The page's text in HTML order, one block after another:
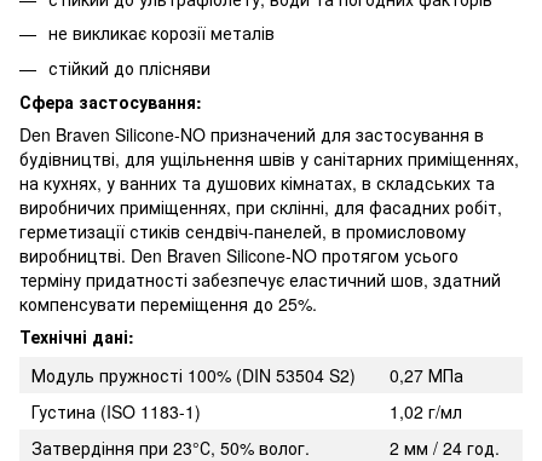
не викликає корозії металів
стійкий до плісняви
Сфера застосування:
Den Braven Silicone-NO призначений для застосування в
будівництві, для ущільнення швів у санітарних приміщеннях,
на кухнях, у ванних та душових кімнатах, в складських та
виробничих приміщеннях, при склінні, для фасадних робіт,
герметизації стиків сендвіч-панелей, в промисловому
виробництві. Den Braven Silicone-NO протягом усього
терміну придатності забезпечує еластичний шов, здатний
компенсувати переміщення до 25%.
Технічні дані:
Модуль пружності 100% (DIN 53504 S2)
0,27 МПа
Густина (ISO 1183-1)
1,02 г/мл
Затвердіння при 23°С, 50% волог.
2 мм / 24 год.